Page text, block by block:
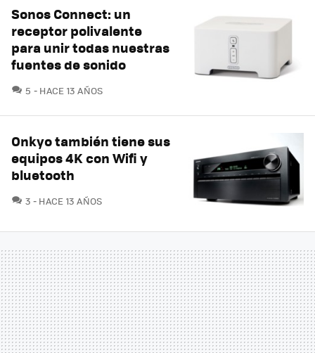
Sonos Connect: un
receptor polivalente
para unir todas nuestras
fuentes de sonido
5 COMENTARIOS
HACE 13 AÑOS
Onkyo también tiene sus
equipos 4K con Wifi y
bluetooth
3 COMENTARIOS
HACE 13 AÑOS